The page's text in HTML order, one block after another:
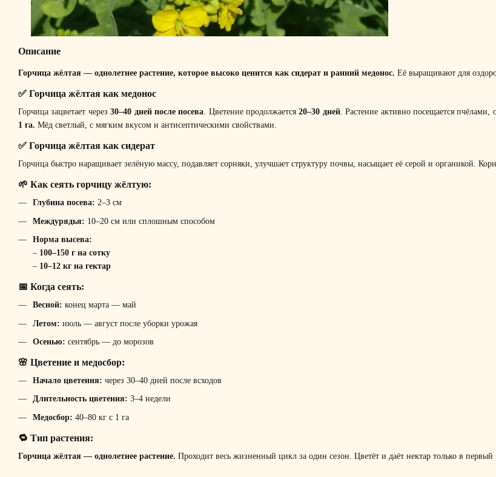
Описание
Горчица жёлтая — однолетнее растение, которое высоко ценится как сидерат и ранний медонос. Её выращивают для
✅ Горчица жёлтая как медонос
Горчица зацветает через30–40 дней после посева. Цветение продолжается20–30 дней. Растение активно посещается
1 га. Мёд светлый, с мягким вкусом и антисептическими свойствами.
✅ Горчица жёлтая как сидерат
Горчица быстро наращивает зелёную массу, подавляет сорняки, улучшает структуру почвы, насыщает её серой и органикой.
🌱 Как сеять горчицу жёлтую:
Глубина посева: 2–3 см
Междурядья: 10–20 см или сплошным способом
Норма высева:
– 100–150 г на сотку
– 10–12 кг на гектар
📅 Когда сеять:
Весной: конец марта — май
Летом: июль — август после уборки урожая
Осенью: сентябрь — до морозов
🌸 Цветение и медосбор:
Начало цветения: через 30–40 дней после всходов
Длительность цветения: 3–4 недели
Медосбор: 40–80 кг с 1 га
🔁 Тип растения:
Горчица жёлтая — однолетнее растение. Проходит весь жизненный цикл за один сезон. Цветёт и даёт нектар только в первый